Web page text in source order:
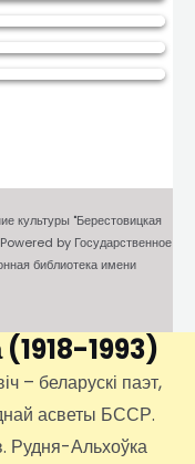
культуры "Берестовицкая
by Государственное
библиотека имени
(1918-1993)
– беларускі паэт,
асветы БССР.
Рудня-Альхоўка